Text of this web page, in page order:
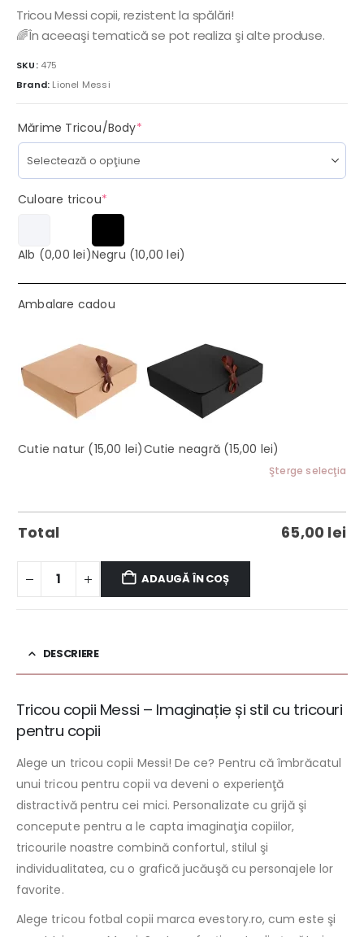
Tricou Messi copii, rezistent la spălări!
🌈În aceeaşi tematică se pot realiza şi alte produse.
SKU: 475
Brand: Lionel Messi
Mărime Tricou/Body*(required)
Culoare tricou*(required)
Alb (0,00 lei)Negru (10,00 lei)
Ambalare cadou
Cutie natur (15,00 lei)Cutie neagră (15,00 lei)
Şterge selecţia
Total 65,00 lei
ADAUGĂ ÎN COȘ
DESCRIERE
Tricou copii Messi – Imaginație și stil cu tricouri
pentru copii
Alege un tricou copii Messi! De ce? Pentru că îmbrăcatul
unui tricou pentru copii va deveni o experienţă
distractivă pentru cei mici. Personalizate cu grijă şi
concepute pentru a le capta imaginaţia copiilor,
tricourile noastre combină confortul, stilul şi
individualitatea, cu o grafică jucăuşă cu personajele lor
favorite.
Alege tricou fotbal copii marca evestory.ro, cum este şi